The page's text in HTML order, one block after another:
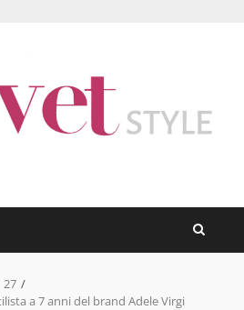
27
a 7 anni del brand Adele Virgi